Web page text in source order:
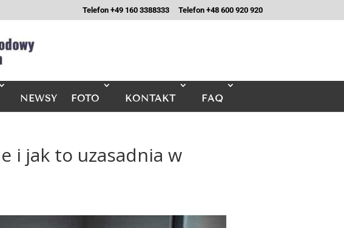
Telefon +49 160 3388333 Telefon +48 600 920 920
NEWSY FOTO KONTAKT FAQ
i jak to uzasadnia w